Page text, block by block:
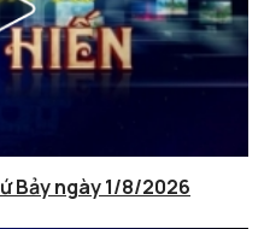
Bảy ngày 1/8/2026